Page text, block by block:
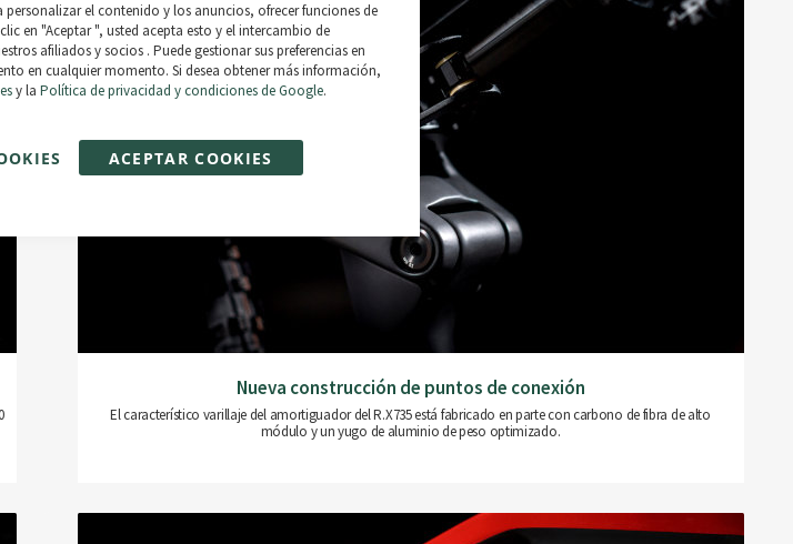
Cookie
el contenido y los anuncios, ofrecer funciones de
en "Aceptar ", usted acepta esto y el intercambio de
afiliados y socios . Puede gestionar sus preferencias en
en cualquier momento. Si desea obtener más información,
y la Política de privacidad y condiciones de Google.
ACEPTAR COOKIES
Nueva construcción de puntos de conexión
El característico varillaje del amortiguador del R.X735 está fabricado en parte con carbono de fibra de alto
módulo y un yugo de aluminio de peso optimizado.